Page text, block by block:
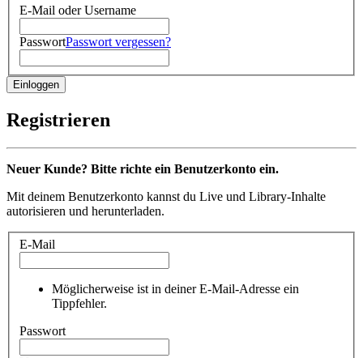
E-Mail oder Username
PasswortPasswort vergessen?
Registrieren
Neuer Kunde? Bitte richte ein Benutzerkonto ein.
Mit deinem Benutzerkonto kannst du Live und Library-Inhalte
autorisieren und herunterladen.
E-Mail
Möglicherweise ist in deiner E-Mail-Adresse ein
Tippfehler.
Passwort